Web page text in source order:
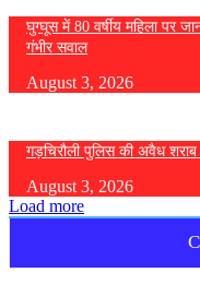
घुग्घूस में 80 वर्षीय महिला पर
गंभीर सवाल
August 3, 2026
गड़चिरौली पुलिस की अवैध
August 3, 2026
Load more